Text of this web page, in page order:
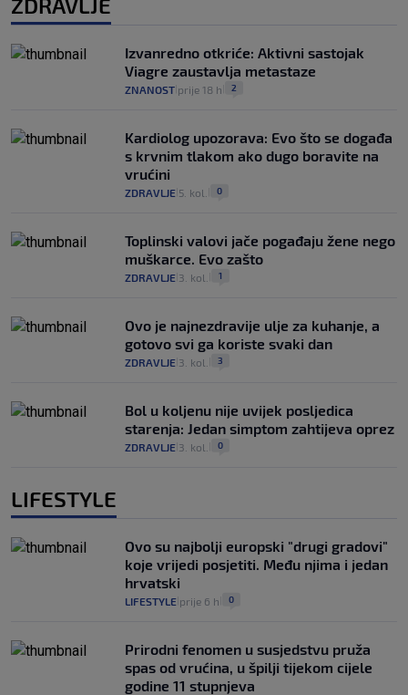
Izvanredno otkriće: Aktivni sastojak
Viagre zaustavlja metastaze
ZNANOST prije 18 h 2
Kardiolog upozorava: Evo što se događa
s krvnim tlakom ako dugo boravite na
vrućini
ZDRAVLJE 5. kol. 0
Toplinski valovi jače pogađaju žene nego
muškarce. Evo zašto
ZDRAVLJE 3. kol. 1
Ovo je najnezdravije ulje za kuhanje, a
gotovo svi ga koriste svaki dan
ZDRAVLJE 3. kol. 3
Bol u koljenu nije uvijek posljedica
starenja: Jedan simptom zahtijeva oprez
ZDRAVLJE 3. kol. 0
LIFESTYLE
Ovo su najbolji europski "drugi gradovi"
koje vrijedi posjetiti. Među njima i jedan
hrvatski
LIFESTYLE prije 6 h 0
Prirodni fenomen u susjedstvu pruža
spas od vrućina, u špilji tijekom cijele
godine 11 stupnjeva